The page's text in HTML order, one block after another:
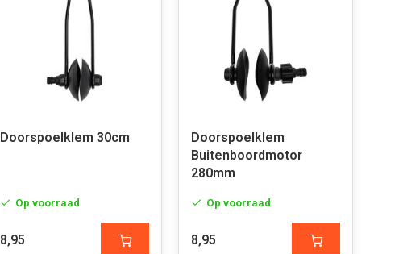
Doorspoelklem 30cm
Op voorraad
8,95
Doorspoelklem
Buitenboordmotor
280mm
Op voorraad
8,95